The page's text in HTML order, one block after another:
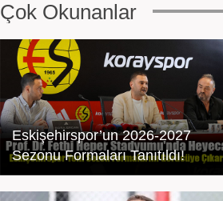
Çok Okunanlar
Eskişehirspor’un 2026-2027
Sezonu Formaları Tanıtıldı!